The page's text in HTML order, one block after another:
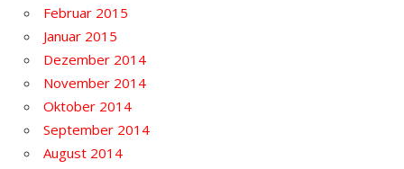
Februar 2015
Januar 2015
Dezember 2014
November 2014
Oktober 2014
September 2014
August 2014